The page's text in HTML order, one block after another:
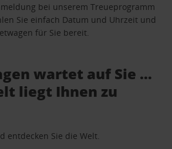
bei unserem Treueprogramm
Sie einfach Datum und Uhrzeit und
für Sie bereit.
wartet auf Sie …
liegt Ihnen zu
entdecken Sie die Welt.